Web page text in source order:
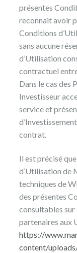
présentes
reconnait avoir
Conditions
sans aucune
d’Utilisation
contractuel
Dans le cas des
Investisseur
service et
contrat.
Il est précisé
d’Utilisation de
techniques de
des présentes
consultables
partenaires aux
https://
content/